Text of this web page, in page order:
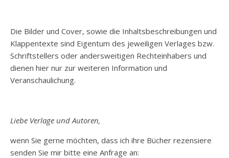
Die Bilder und Cover, sowie die Inhaltsbeschreibungen und
Klappentexte sind Eigentum des jeweiligen Verlages bzw.
Schriftstellers oder andersweitigen Rechteinhabers und
dienen hier nur zur weiteren Information und
Veranschaulichung.
Liebe Verlage und Autoren,
wenn Sie gerne möchten, dass ich ihre Bücher rezensiere
senden Sie mir bitte eine Anfrage an: